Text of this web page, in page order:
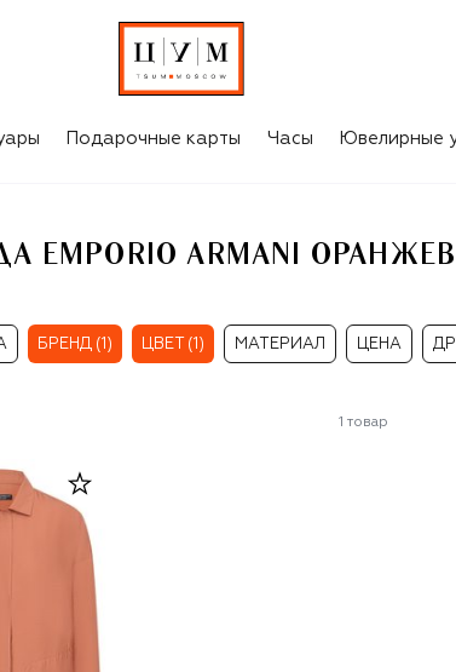
ЖЕНСКАЯ ОДЕЖДА EMPORIO ARMANI ОРАНЖЕВОГО ЦВЕТАПодарочные карты Часы Ювелирные
EMPORIO ARMANI
БРЕНД (1) ЦВЕТ (1) МАТЕРИАЛ ЦЕНА
1 товар